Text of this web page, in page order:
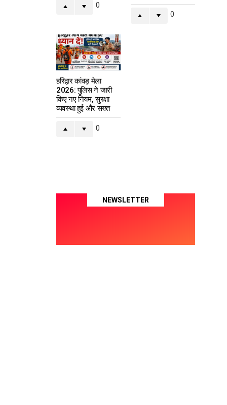
0
0
हरिद्वार कांवड़ मेला
2026: पुलिस ने जारी
किए नए नियम, सुरक्षा
व्यवस्था हुई और सख्त
0
NEWSLETTER